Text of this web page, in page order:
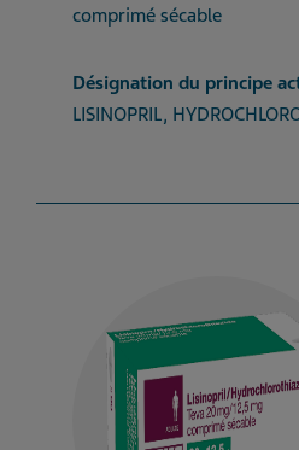
comprimé sécable
Désignation du principe
LISINOPRIL,